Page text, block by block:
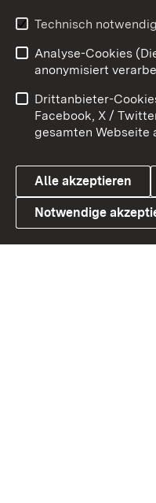
Link zum Landesportal
Impressum
Barrierefreiheit
Cookies
Technisch
Analyse-Cookies
anonymisiert
Drittanbieter-
Facebook, X /
gesamten Webseite
Alle akzeptieren
Notwendige